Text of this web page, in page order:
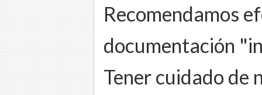
Recomendamos
documentación
Tener cuidado de